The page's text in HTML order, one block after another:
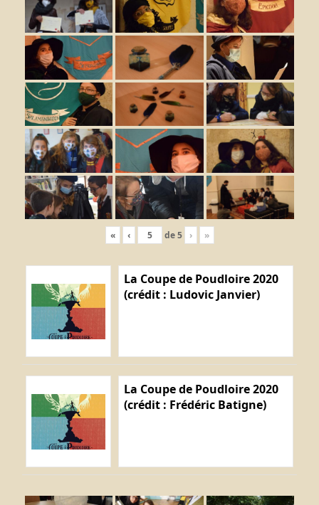
« ‹ de5 › »
La Coupe de Poudloire 2020
(crédit : Ludovic Janvier)
La Coupe de Poudloire 2020
(crédit : Frédéric Batigne)